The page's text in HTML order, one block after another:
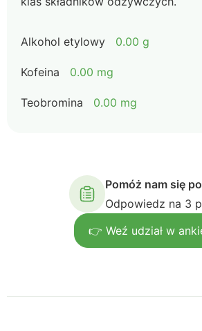
Alkohol etylowy 0.00 g
Kofeina 0.00 mg
Teobromina 0.00 mg
Pomóż nam się
Odpowiedz na 3
👉 Weź udział w